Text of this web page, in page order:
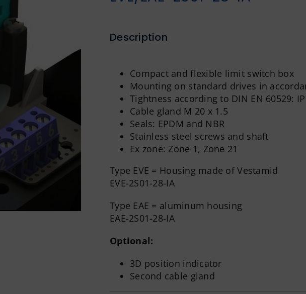
Description
Compact and flexible limit switch box
Mounting on standard drives in
Tightness according to DIN EN 60529:
Cable gland M 20 x 1.5
Seals: EPDM and NBR
Stainless steel screws and shaft
Ex zone: Zone 1, Zone 21
Type EVE = Housing made of Vestamid
EVE-2S01-28-IA
Type EAE = aluminum housing
EAE-2S01-28-IA
Optional:
3D position indicator
Second cable gland